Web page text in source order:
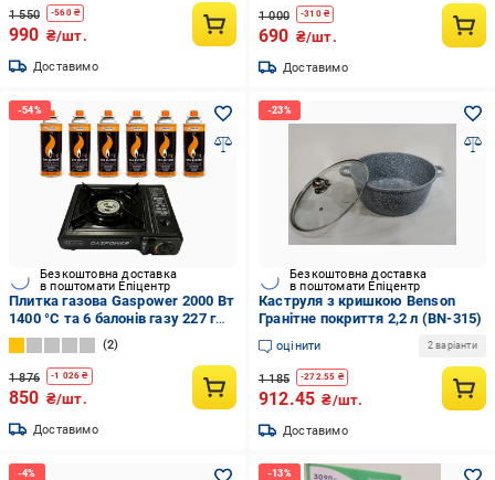
1 550 -560₴
990 ₴/шт.
Доставимо
1 000 -310₴
690 ₴/шт.
Доставимо
Безкоштовна доставка
в поштомати Епіцентр
Плитка газова Gaspower 2000 Вт
1400 °С та 6 балонів газу 227 г
(32-052-3)
2
1 876 -1 026 ₴
850 ₴/шт.
Доставимо
Безкоштовна доставка
в поштомати Епіцентр
Каструля з кришкою Benson
Гранітне покриття 2,2 л (BN-315)
оцінити 2 варіанти
1 185 -272.55 ₴
912.45 ₴/шт.
Доставимо